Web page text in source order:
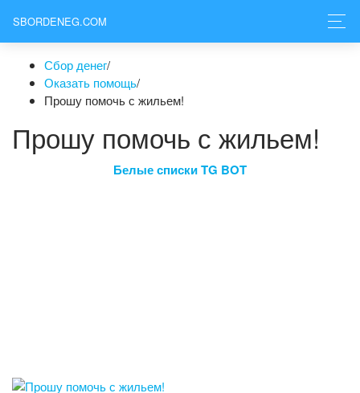
SBORDENEG.COM
Сбор денег/
Оказать помощь/
Прошу помочь с жильем!
Прошу помочь с жильем!
Белые списки TG BOT